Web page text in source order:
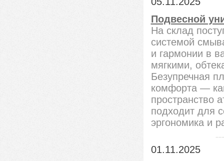
Подвесной
На склад
системой
и гармонии в
мягкими,
Безупречная
комфорта —
пространство
подходит для
эргономика и
01.11.2025